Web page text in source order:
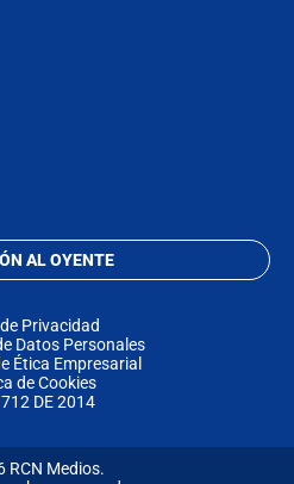
AL OYENTE
Privacidad
Datos Personales
Ética Empresarial
de Cookies
DE 2014
RCN Medios.